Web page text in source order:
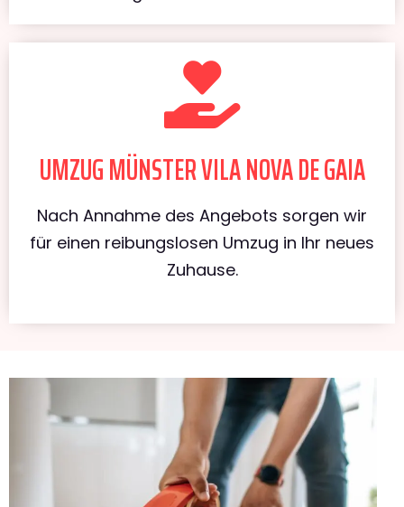
UMZUG MÜNSTER VILA NOVA DE GAIA
Nach Annahme des Angebots sorgen wir
für einen reibungslosen Umzug in Ihr neues
Zuhause.